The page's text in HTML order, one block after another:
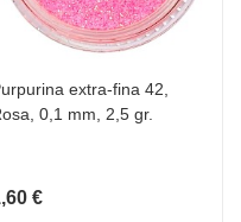
extra-fina 42,
0,1 mm, 2,5 gr.
€